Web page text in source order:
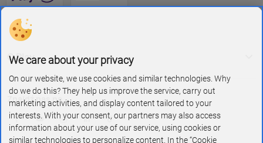
O Play
Znajdź nas na
We care about your privacy
On our website, we use cookies and similar technologies. Why
do we do this? They help us improve the service, carry out
marketing activities, and display content tailored to your
interests. With your consent, our partners may also access
information about your use of our service, using cookies or
similar technologies to personalize content. In the “Cookie